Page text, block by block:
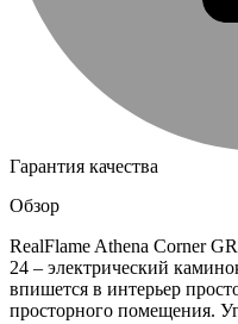
Гарантия качества
Обзор
RealFlame Athena Corner
24 – электрический
впишется в интерьер
просторного помещения.